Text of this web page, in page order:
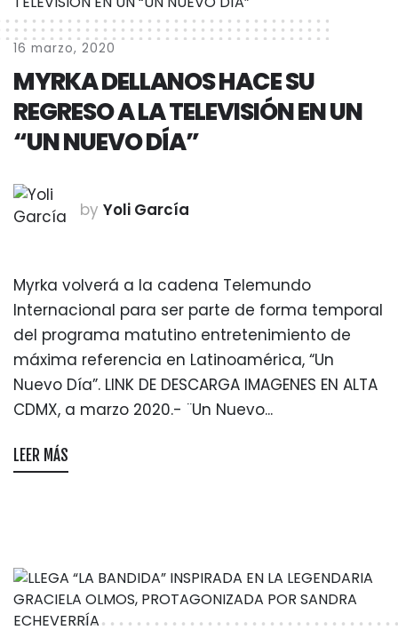
16 marzo, 2020
MYRKA DELLANOS HACE SU
REGRESO A LA TELEVISIÓN EN UN
“UN NUEVO DÍA”
by Yoli García
Myrka volverá a la cadena Telemundo
Internacional para ser parte de forma temporal
del programa matutino entretenimiento de
máxima referencia en Latinoamérica, “Un
Nuevo Día”. LINK DE DESCARGA IMAGENES EN ALTA
CDMX, a marzo 2020.- ¨Un Nuevo...
LEER MÁS